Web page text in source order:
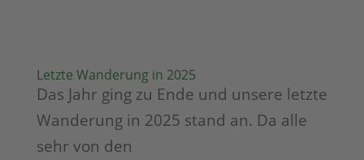
Letzte Wanderung in 2025
Das Jahr ging zu Ende und unsere letzte
Wanderung in 2025 stand an. Da alle
sehr von den